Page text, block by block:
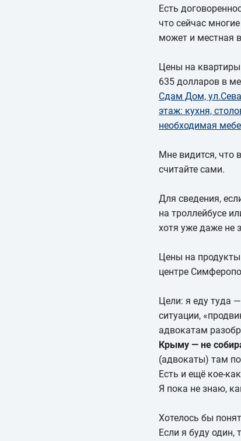
Есть
что сейчас
может и местная
Цены на
635 долларов в
Сдам Дом,
этаж: кухня,
необходимая
Мне видится, что
считайте сами.
Для сведения,
на троллейбусе
хотя уже даже не
Цены на
центре
Цели: я еду туда
ситуации,
адвокатам
Крыму — не
(адвокаты) там
Есть и ещё кое-
Я пока не знаю,
Хотелось бы
Если я буду один,